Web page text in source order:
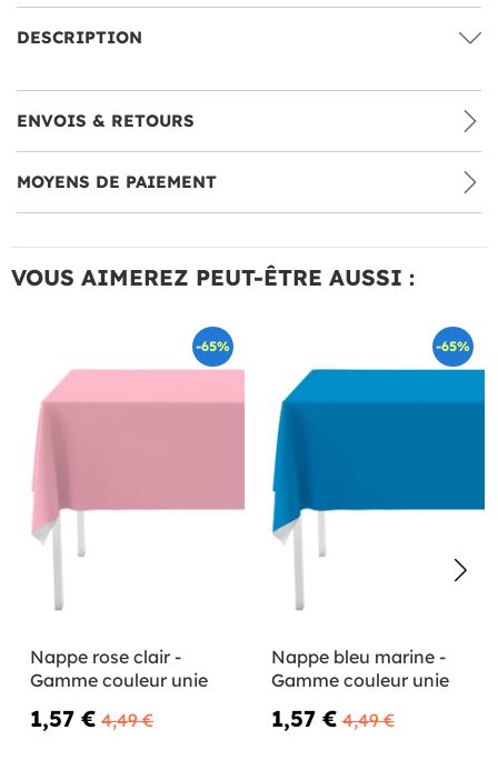
DESCRIPTION
ENVOIS & RETOURS
MOYENS DE PAIEMENT
VOUS AIMEREZ PEUT-ÊTRE AUSSI :
-65%
Nappe rose clair -
Gamme couleur unie
1,57 € 4,49 €
-65%
Nappe bleu marine -
Gamme couleur unie
1,57 € 4,49 €